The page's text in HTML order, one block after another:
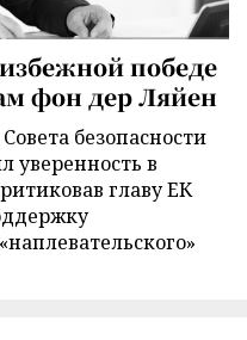
победе
фон дер Ляйен
безопасности
уверенность в
главу ЕК